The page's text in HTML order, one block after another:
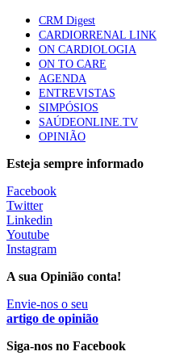
1.º Episódio do
te na Insuficiência
58 visualizações
Canábis medicinal e
53 visualizações
MAIS NOTÍCIAS
Plataforma criada por estudantes
diagnóstico de demência
ULS Alto Alentejo e IPO de
Oncologia, formação e
CRM Digest
CARDIORRENAL LINK
ON CARDIOLOGIA
ON TO CARE
AGENDA
ENTREVISTAS
SIMPÓSIOS
SAÚDEONLINE.TV
OPINIÃO
Esteja sempre informado
Facebook
Twitter
Linkedin
Youtube
Instagram
A sua Opinião conta!
Envie-nos o seu
artigo de opinião
Siga-nos no Facebook